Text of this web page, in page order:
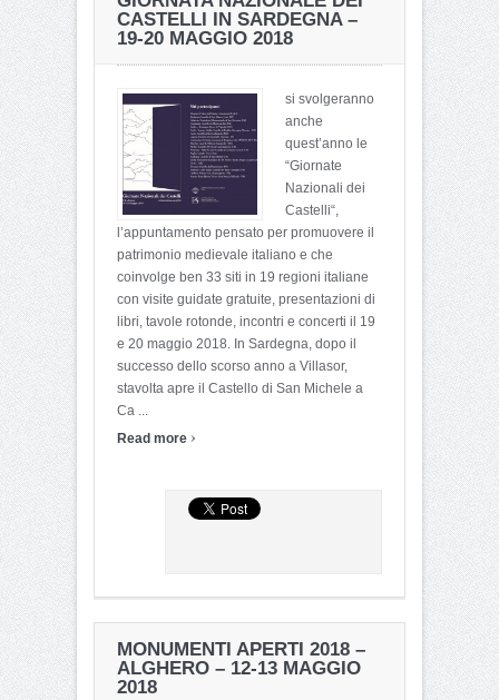
CASTELLI IN SARDEGNA –
19-20 MAGGIO 2018
si svolgeranno
anche
quest’anno le
“Giornate
Nazionali dei
Castelli“,
l’appuntamento pensato per promuovere il
patrimonio medievale italiano e che
coinvolge ben 33 siti in 19 regioni italiane
con visite guidate gratuite, presentazioni di
libri, tavole rotonde, incontri e concerti il 19
e 20 maggio 2018. In Sardegna, dopo il
successo dello scorso anno a Villasor,
stavolta apre il Castello di San Michele a
Ca ...
Read more ›
MONUMENTI APERTI 2018 –
ALGHERO – 12-13 MAGGIO
2018